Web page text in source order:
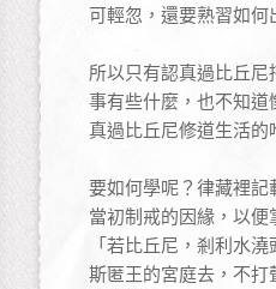
可輕忽，還要熟習如
所以只有認真過比丘
事有些什麼，也不知
真過比丘尼修道生活
要如何學呢？律藏裡
當初制戒的因緣，以
「若比丘尼，剎利水
斯匿王的宮庭去，不